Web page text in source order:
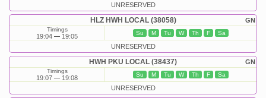
UNRESERVED
GN
HLZ HWH LOCAL (38058)
Timings
19:04 19:05 Su M Tu W Th F Sa
UNRESERVED
GN
HWH PKU LOCAL (38437)
Timings
19:07 19:08 Su M Tu W Th F Sa
UNRESERVED